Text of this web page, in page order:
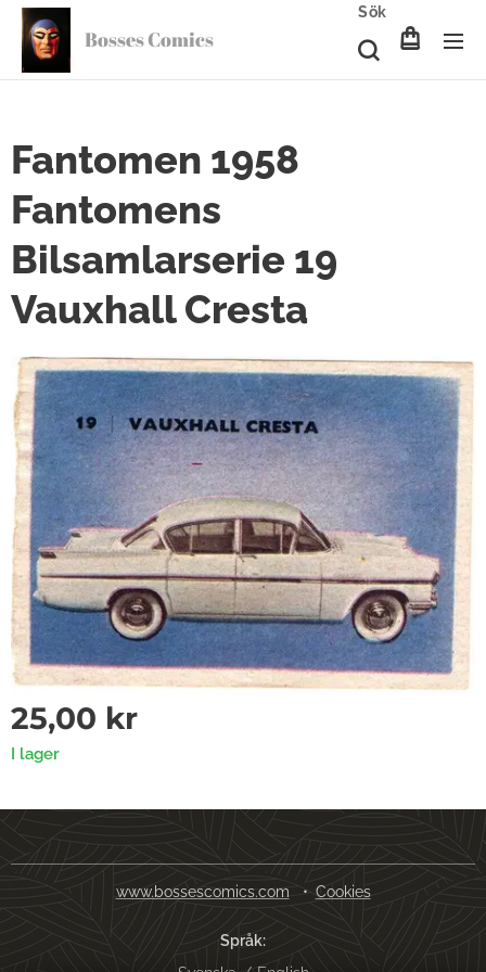
Bosses Comics
Sök
Fantomen 1958
Fantomens
Bilsamlarserie 19
Vauxhall Cresta
25,00 kr
I lager
www.bossescomics.com Cookies
Språk